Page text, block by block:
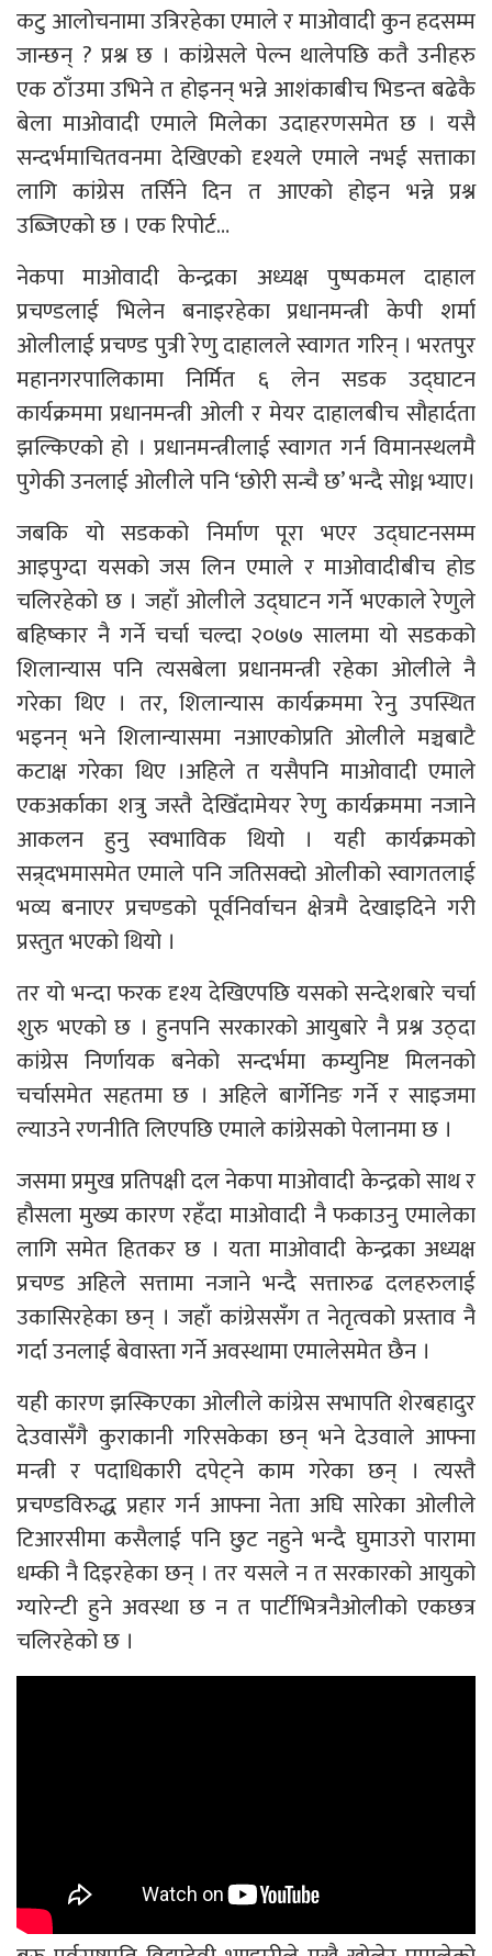
कटु आलोचनामा उत्रिरहेका एमाले र माओवादी कुन हदसम्म
जान्छन् ? प्रश्न छ । कांग्रेसले पेल्न थालेपछि कतै उनीहरु
एक ठाँउमा उभिने त होइनन् भन्ने आशंकाबीच भिडन्त बढेकै
बेला माओवादी एमाले मिलेका उदाहरणसमेत छ । यसै
सन्दर्भमाचितवनमा देखिएको दृश्यले एमाले नभई सत्ताका
लागि कांग्रेस तर्सिने दिन त आएको होइन भन्ने प्रश्न
उब्जिएको छ । एक रिपोर्ट…
नेकपा माओवादी केन्द्रका अध्यक्ष पुष्पकमल दाहाल
प्रचण्डलाई भिलेन बनाइरहेका प्रधानमन्त्री केपी शर्मा
ओलीलाई प्रचण्ड पुत्री रेणु दाहालले स्वागत गरिन् । भरतपुर
महानगरपालिकामा निर्मित ६ लेन सडक उद्घाटन
कार्यक्रममा प्रधानमन्त्री ओली र मेयर दाहालबीच सौहार्दता
झल्किएको हो । प्रधानमन्त्रीलाई स्वागत गर्न विमानस्थलमै
पुगेकी उनलाई ओलीले पनि ‘छोरी सन्चै छ’ भन्दै सोध्न भ्याए।
जबकि यो सडकको निर्माण पूरा भएर उद्घाटनसम्म
आइपुग्दा यसको जस लिन एमाले र माओवादीबीच होड
चलिरहेको छ । जहाँ ओलीले उद्घाटन गर्ने भएकाले रेणुले
बहिष्कार नै गर्ने चर्चा चल्दा २०७७ सालमा यो सडकको
शिलान्यास पनि त्यसबेला प्रधानमन्त्री रहेका ओलीले नै
गरेका थिए । तर, शिलान्यास कार्यक्रममा रेनु उपस्थित
भइनन् भने शिलान्यासमा नआएकोप्रति ओलीले मञ्चबाटै
कटाक्ष गरेका थिए ।अहिले त यसैपनि माओवादी एमाले
एकअर्काका शत्रु जस्तै देखिँदामेयर रेणु कार्यक्रममा नजाने
आकलन हुनु स्वभाविक थियो । यही कार्यक्रमको
सन्र्दभमासमेत एमाले पनि जतिसक्दो ओलीको स्वागतलाई
भव्य बनाएर प्रचण्डको पूर्वनिर्वाचन क्षेत्रमै देखाइदिने गरी
प्रस्तुत भएको थियो ।
तर यो भन्दा फरक दृश्य देखिएपछि यसको सन्देशबारे चर्चा
शुरु भएको छ । हुनपनि सरकारको आयुबारे नै प्रश्न उठ्दा
कांग्रेस निर्णायक बनेको सन्दर्भमा कम्युनिष्ट मिलनको
चर्चासमेत सहतमा छ । अहिले बार्गेनिङ गर्ने र साइजमा
ल्याउने रणनीति लिएपछि एमाले कांग्रेसको पेलानमा छ ।
जसमा प्रमुख प्रतिपक्षी दल नेकपा माओवादी केन्द्रको साथ र
हौसला मुख्य कारण रहँदा माओवादी नै फकाउनु एमालेका
लागि समेत हितकर छ । यता माओवादी केन्द्रका अध्यक्ष
प्रचण्ड अहिले सत्तामा नजाने भन्दै सत्तारुढ दलहरुलाई
उकासिरहेका छन् । जहाँ कांग्रेससँग त नेतृत्वको प्रस्ताव नै
गर्दा उनलाई बेवास्ता गर्ने अवस्थामा एमालेसमेत छैन ।
यही कारण झस्किएका ओलीले कांग्रेस सभापति शेरबहादुर
देउवासँगै कुराकानी गरिसकेका छन् भने देउवाले आफ्ना
मन्त्री र पदाधिकारी दपेट्ने काम गरेका छन् । त्यस्तै
प्रचण्डविरुद्ध प्रहार गर्न आफ्ना नेता अघि सारेका ओलीले
टिआरसीमा कसैलाई पनि छुट नहुने भन्दै घुमाउरो पारामा
धम्की नै दिइरहेका छन् । तर यसले न त सरकारको आयुको
ग्यारेन्टी हुने अवस्था छ न त पार्टीभित्रनैओलीको एकछत्र
चलिरहेको छ ।